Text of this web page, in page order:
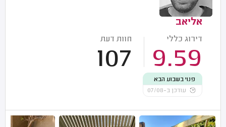
אליאב
דירוג כללי
9.59
חוות דעת
107
פנוי בשבוע הבא
עודכן ב-07/08